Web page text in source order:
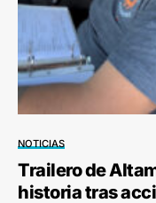
NOTICIAS
Trailero de
historia tras